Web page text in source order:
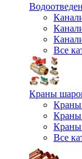
Все
Краны
Краны
Краны
Все